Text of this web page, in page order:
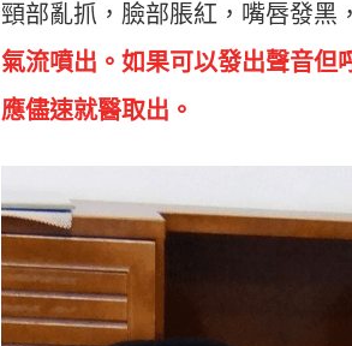
頸部亂抓，臉部脹紅，嘴唇發黑，
氣流噴出。如果可以發出聲音但
應儘速就醫取出。